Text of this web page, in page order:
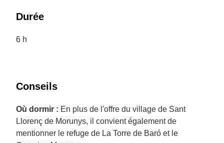
Durée
6 h
Conseils
Où dormir : En plus de l'offre du village de Sant
Llorenç de Morunys, il convient également de
mentionner le refuge de La Torre de Baró et le